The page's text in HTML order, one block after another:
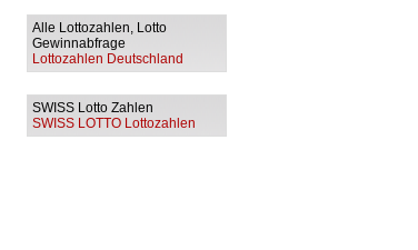
Alle Lottozahlen, Lotto
Gewinnabfrage
Lottozahlen Deutschland
SWISS Lotto Zahlen
SWISS LOTTO Lottozahlen